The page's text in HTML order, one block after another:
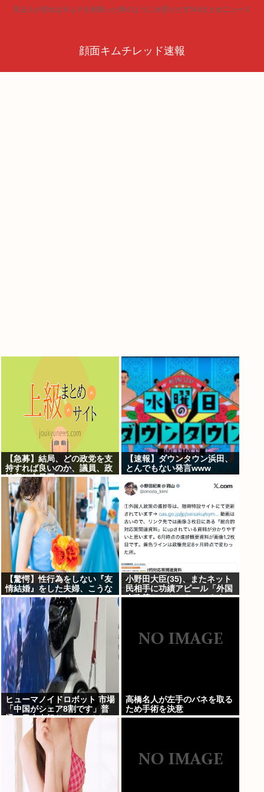
見る人が見ればキムチを頬張った時のように火照りだす5chまとめニュース
顔面キムチレッド速報
【急募】結局、どの政党を支
持すれば良いのか、議員、政
治家は全員悪か
【速報】ダウンタウン浜田、
とんでもない発言www
【驚愕】性行為をしない『友
情結婚』をした夫婦、こうな
る⇒･･･！！！
小野田大臣(35)、またネット
民相手に功績アピール「外国
人政策ちゃんとやってます」
ヒューマノイドロボット 市場
「中国がシェア8割です」普
通の日本人怒りのフェイクニ
ュース認定へ…
高橋名人が左手のバネを取る
ため手術を決意